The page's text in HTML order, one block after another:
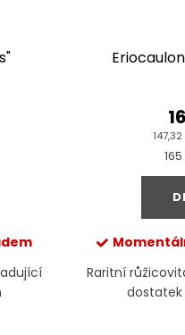
Raritní
dostatek